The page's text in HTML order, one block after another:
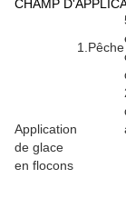
machine à glace à
d'eau, stockage
fruits, légumes et
d'alimentation en
notre usine OEM
condenseurs à air